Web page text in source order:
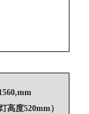
高度520mm）